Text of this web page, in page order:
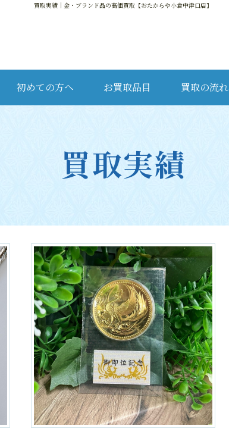
買取実績 ｜金・ブランド品の高価買取【おたからや小倉中津口店】
初めての方へ お買取品目 買取の流れ
買取実績